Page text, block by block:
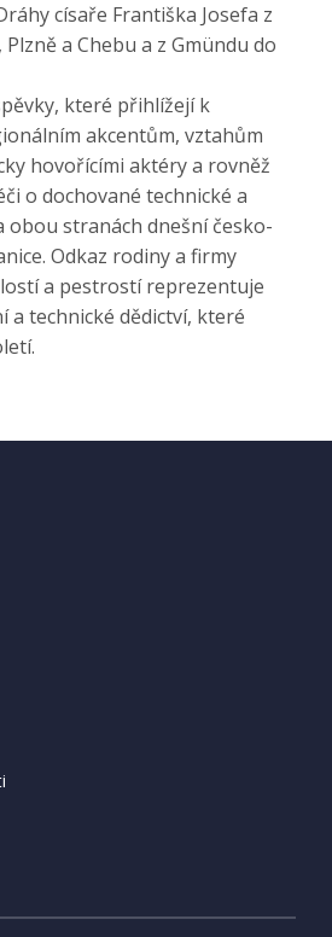
císaře Františka Josefa z
a Chebu a z Gmündu do
které přihlížejí k
akcentům, vztahům
hovořícími aktéry a rovněž
o dochované technické a
obou stranách dnešní česko-
Odkaz rodiny a firmy
a pestrostí reprezentuje
technické dědictví, které